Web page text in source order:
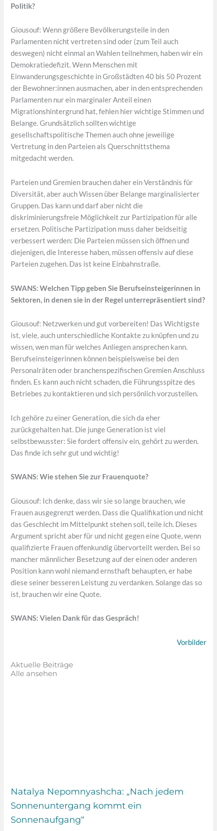
Politik?
Giousouf: Wenn größere Bevölkerungsteile in den
Parlamenten nicht vertreten sind oder (zum Teil auch
deswegen) nicht einmal an Wahlen teilnehmen, haben wir ein
Demokratiedefizit. Wenn Menschen mit
Einwanderungsgeschichte in Großstädten 40 bis 50 Prozent
der Bewohner:innen ausmachen, aber in den entsprechenden
Parlamenten nur ein marginaler Anteil einen
Migrationshintergrund hat, fehlen hier wichtige Stimmen und
Belange. Grundsätzlich sollten wichtige
gesellschaftspolitische Themen auch ohne jeweilige
Vertretung in den Parteien als Querschnittsthema
mitgedacht werden.
Parteien und Gremien brauchen daher ein Verständnis für
Diversität, aber auch Wissen über Belange marginalisierter
Gruppen. Das kann und darf aber nicht die
diskriminierungsfreie Möglichkeit zur Partizipation für alle
ersetzen. Politische Partizipation muss daher beidseitig
verbessert werden: Die Parteien müssen sich öffnen und
diejenigen, die Interesse haben, müssen offensiv auf diese
Parteien zugehen. Das ist keine Einbahnstraße.
SWANS: Welchen Tipp geben Sie Berufseinsteigerinnen in
Sektoren, in denen sie in der Regel unterrepräsentiert sind?
Giousouf: Netzwerken und gut vorbereiten! Das Wichtigste
ist, viele, auch unterschiedliche Kontakte zu knüpfen und zu
wissen, wen man für welches Anliegen ansprechen kann.
Berufseinsteigerinnen können beispielsweise bei den
Personalräten oder branchenspezifischen Gremien Anschluss
finden. Es kann auch nicht schaden, die Führungsspitze des
Betriebes zu kontaktieren und sich persönlich vorzustellen.
Ich gehöre zu einer Generation, die sich da eher
zurückgehalten hat. Die junge Generation ist viel
selbstbewusster: Sie fordert offensiv ein, gehört zu werden.
Das finde ich sehr gut und wichtig!
SWANS: Wie stehen Sie zur Frauenquote?
Giousouf: Ich denke, dass wir sie so lange brauchen, wie
Frauen ausgegrenzt werden. Dass die Qualifikation und nicht
das Geschlecht im Mittelpunkt stehen soll, teile ich. Dieses
Argument spricht aber für und nicht gegen eine Quote, wenn
qualifizierte Frauen offenkundig übervorteilt werden. Bei so
mancher männlicher Besetzung auf der einen oder anderen
Position kann wohl niemand ernsthaft behaupten, er habe
diese seiner besseren Leistung zu verdanken. Solange das so
ist, brauchen wir eine Quote.
SWANS: Vielen Dank für das Gespräch!
Vorbilder
Aktuelle Beiträge
Alle ansehen
Natalya Nepomnyashcha: „Nach jedem
Sonnenuntergang kommt ein
Sonnenaufgang“